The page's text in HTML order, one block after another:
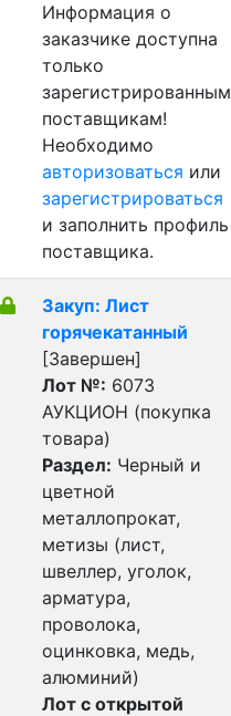
Информация о
заказчике доступна
только
зарегистрированным
поставщикам!
Необходимо
авторизоваться или
зарегистрироваться
и заполнить профиль
поставщика.
Закуп: Лист
горячекатанный
[Завершен]
Лот №: 6073
АУКЦИОН (покупка
товара)
Раздел: Черный и
цветной
металлопрокат,
метизы (лист,
швеллер, уголок,
арматура,
проволока,
оцинковка, медь,
алюминий)
Лот с открытой